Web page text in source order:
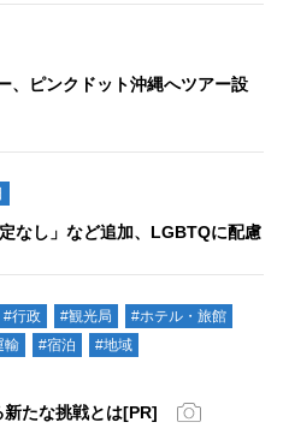
、ピンクドット沖縄へツアー設
なし」など追加、LGBTQに配慮
#行政 #観光局
#ホテル・旅館
輸 #宿泊
#地域
たな挑戦とは[PR]